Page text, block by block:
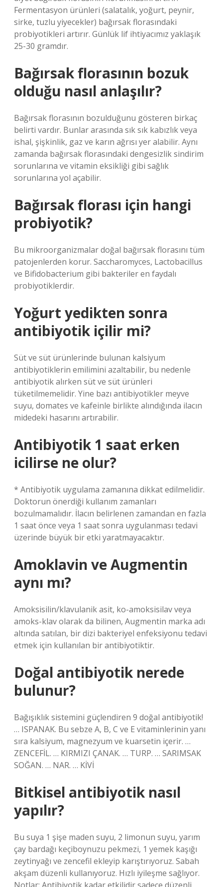
Fermentasyon ürünleri (salatalık, yoğurt, peynir,
sirke, tuzlu yiyecekler) bağırsak florasındaki
probiyotikleri artırır. Günlük lif ihtiyacımız yaklaşık
25-30 gramdır.
Bağırsak florasının bozuk
olduğu nasıl anlaşılır?
Bağırsak florasının bozulduğunu gösteren birkaç
belirti vardır. Bunlar arasında sık sık kabızlık veya
ishal, şişkinlik, gaz ve karın ağrısı yer alabilir. Aynı
zamanda bağırsak florasındaki dengesizlik sindirim
sorunlarına ve vitamin eksikliği gibi sağlık
sorunlarına yol açabilir.
Bağırsak florası için hangi
probiyotik?
Bu mikroorganizmalar doğal bağırsak florasını tüm
patojenlerden korur. Saccharomyces, Lactobacillus
ve Bifidobacterium gibi bakteriler en faydalı
probiyotiklerdir.
Yoğurt yedikten sonra
antibiyotik içilir mi?
Süt ve süt ürünlerinde bulunan kalsiyum
antibiyotiklerin emilimini azaltabilir, bu nedenle
antibiyotik alırken süt ve süt ürünleri
tüketilmemelidir. Yine bazı antibiyotikler meyve
suyu, domates ve kafeinle birlikte alındığında ilacın
midedeki hasarını artırabilir.
Antibiyotik 1 saat erken
icilirse ne olur?
* Antibiyotik uygulama zamanına dikkat edilmelidir.
Doktorun önerdiği kullanım zamanları
bozulmamalıdır. İlacın belirlenen zamandan en fazla
1 saat önce veya 1 saat sonra uygulanması tedavi
üzerinde büyük bir etki yaratmayacaktır.
Amoklavin ve Augmentin
aynı mı?
Amoksisilin/klavulanik asit, ko-amoksisilav veya
amoks-klav olarak da bilinen, Augmentin marka adı
altında satılan, bir dizi bakteriyel enfeksiyonu tedavi
etmek için kullanılan bir antibiyotiktir.
Doğal antibiyotik nerede
bulunur?
Bağışıklık sistemini güçlendiren 9 doğal antibiyotik!
… ISPANAK. Bu sebze A, B, C ve E vitaminlerinin yanı
sıra kalsiyum, magnezyum ve kuarsetin içerir. …
ZENCEFİL. … KIRMIZI ÇANAK. … TURP. … SARIMSAK
SOĞAN. … NAR. … KİVİ
Bitkisel antibiyotik nasıl
yapılır?
Bu suya 1 şişe maden suyu, 2 limonun suyu, yarım
çay bardağı keçiboynuzu pekmezi, 1 yemek kaşığı
zeytinyağı ve zencefil ekleyip karıştırıyoruz. Sabah
akşam düzenli kullanıyoruz. Hızlı iyileşme sağlıyor.